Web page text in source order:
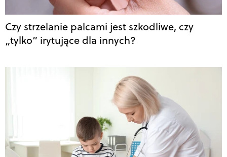
Czy strzelanie palcami jest szkodliwe, czy
„tylko” irytujące dla innych?